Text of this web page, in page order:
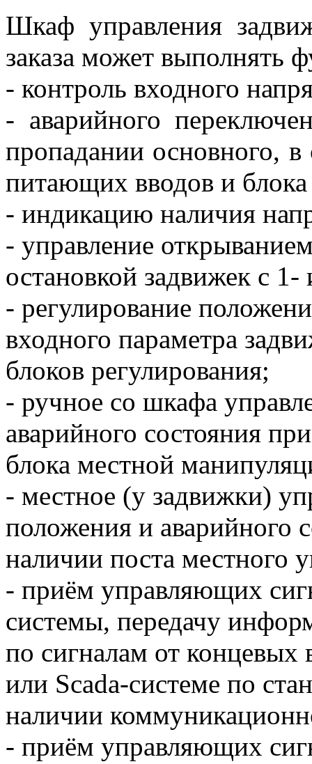
Шкаф управления
заказа может выполнять
- контроль входного
- аварийного
пропадании основного,
питающих вводов и
- индикацию наличия
- управление
остановкой задвижек с
- регулирование
входного параметра
блоков регулирования;
- ручное со шкафа
аварийного состояния
блока местной
- местное (у задвижки)
положения и аварийного
наличии поста местного
- приём управляющих
системы, передачу
по сигналам от
или Scada-системе по
наличии
- приём управляющих